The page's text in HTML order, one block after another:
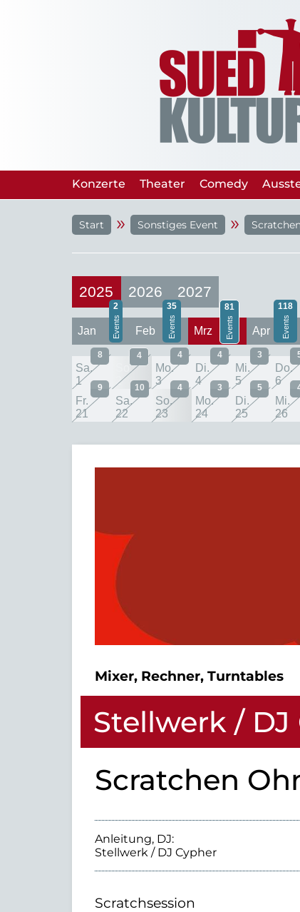
Konzerte Theater Comedy
Start » Sonstiges Event »
2025 2026 2027
Jan
2
Feb
35
Mrz
81
Apr
118
Sa.
1
8
So.
2
4
Mo.
3
4
Di.
4
4
Mi.
5
3
Do.
6
Fr.
21
9
Sa.
22
10
So.
23
4
Mo.
24
3
Di.
25
5
Mi.
26
Mixer, Rechner, Turntables
Stellwerk / DJ
Scratchen
Anleitung, DJ:
Stellwerk / DJ Cypher
Scratchsession